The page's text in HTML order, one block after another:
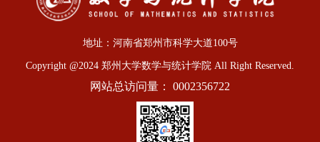
地址：河南省郑州市科学大道100号
Copyright @2024 郑州大学数学与统计学院 All Right Reserved.
网站总访问量： 0002356722